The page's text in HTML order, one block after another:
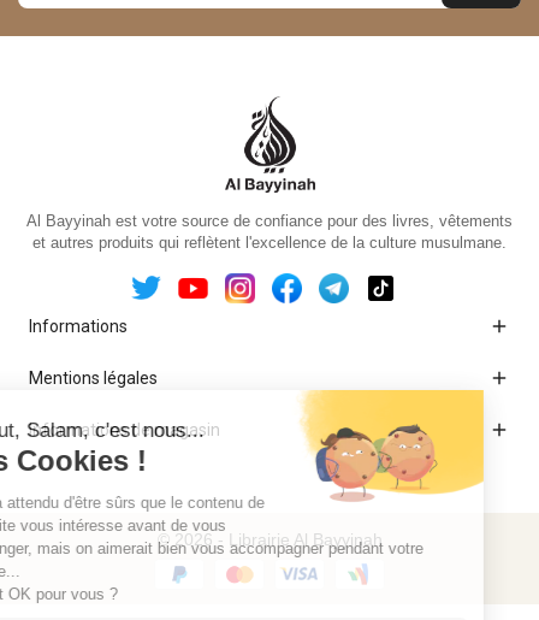
Al Bayyinah est votre source de confiance pour des livres, vêtements
et autres produits qui reflètent l'excellence de la culture musulmane.
Informations 
Mentions légales 
Informations de magasin 
© 2026 - Librairie Al Bayyinah